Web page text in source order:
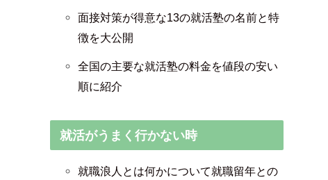
面接対策が得意な13の就活塾の名前と特
徴を大公開
全国の主要な就活塾の料金を値段の安い
順に紹介
就活がうまく行かない時
就職浪人とは何かについて就職留年との